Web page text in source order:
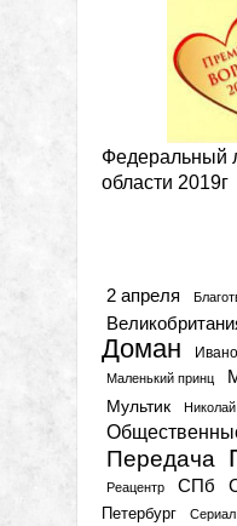
Федеральный
области 2019г
2 апреля
Доман
Маленький принц
Мультик
Передача
Реацентр СПб
Петербург
Сериал